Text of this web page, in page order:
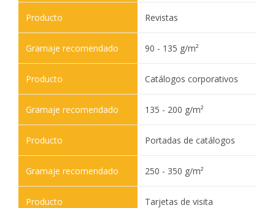
Revistas
90 - 135 g/m²
Catálogos corporativos
135 - 200 g/m²
Portadas de catálogos
250 - 350 g/m²
Tarjetas de visita